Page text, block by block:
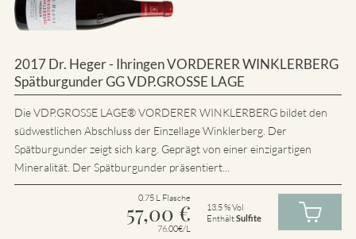
2017 Dr. Heger - Ihringen VORDERER WINKLERBERG
Spätburgunder GG VDP.GROSSE LAGE
Die VDP.GROSSE LAGE® VORDERER WINKLERBERG bildet den
südwestlichen Abschluss der Einzellage Winklerberg. Der
Spätburgunder zeigt sich karg. Geprägt von einer einzigartigen
Mineralität. Der Spätburgunder präsentiert...
0.75 L Flasche
57,00 €
76.00€/L
13.5 % Vol
EnthältSulfite